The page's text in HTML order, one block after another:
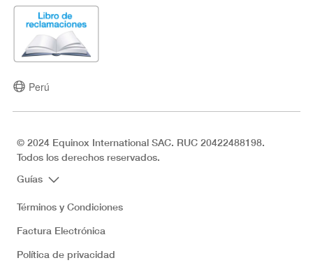
Perú
© 2024 Equinox International SAC. RUC 20422488198.
Todos los derechos reservados.
Guías
Términos y Condiciones
Factura Electrónica
Política de privacidad